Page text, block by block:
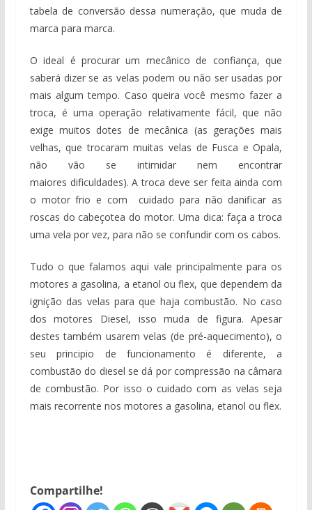
tabela de conversão dessa numeração, que muda de
marca para marca.
O ideal é procurar um mecânico de confiança, que
saberá dizer se as velas podem ou não ser usadas por
mais algum tempo. Caso queira você mesmo fazer a
troca, é uma operação relativamente fácil, que não
exige muitos dotes de mecânica (as gerações mais
velhas, que trocaram muitas velas de Fusca e Opala,
não vão se intimidar nem encontrar
maiores dificuldades). A troca deve ser feita ainda com
o motor frio e com cuidado para não danificar as
roscas do cabeçotea do motor. Uma dica: faça a troca
uma vela por vez, para não se confundir com os cabos.
Tudo o que falamos aqui vale principalmente para os
motores a gasolina, a etanol ou flex, que dependem da
ignição das velas para que haja combustão. No caso
dos motores Diesel, isso muda de figura. Apesar
destes também usarem velas (de pré-aquecimento), o
seu principio de funcionamento é diferente, a
combustão do diesel se dá por compressão na câmara
de combustão. Por isso o cuidado com as velas seja
mais recorrente nos motores a gasolina, etanol ou flex.
Compartilhe!